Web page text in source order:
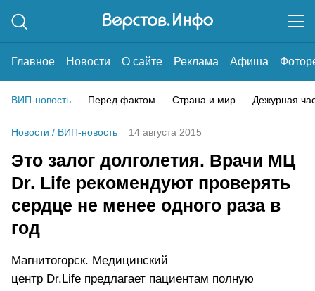
Главное Новости О сайте Реклама Афиша
ВИП-новость Перед фактом Страна и мир Дежурная
Новости / ВИП-новость 14 августа 2015
Это залог долголетия. Врачи МЦ
Dr. Life рекомендуют проверять
сердце не менее одного раза в
год
Магнитогорск. Медицинский
центр Dr.Life предлагает пациентам полную